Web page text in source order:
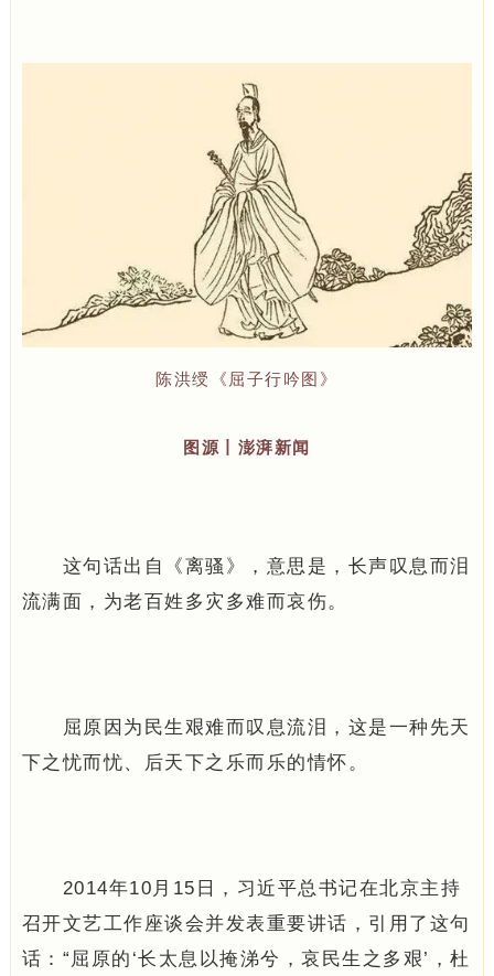
陈洪绶《屈子行吟图》
图源丨澎湃新闻
这句话出自《离骚》，意思是，长声叹息而泪
流满面，为老百姓多灾多难而哀伤。
屈原因为民生艰难而叹息流泪，这是一种先天
下之忧而忧、后天下之乐而乐的情怀。
2014年10月15日，习近平总书记在北京主持
召开文艺工作座谈会并发表重要讲话，引用了这句
话：“屈原的‘长太息以掩涕兮，哀民生之多艰’，杜